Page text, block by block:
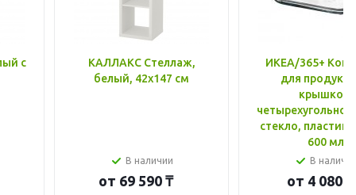
с
КАЛЛАКС Стеллаж,
белый, 42x147 см
В наличии
от 69 590 ₸
ИКЕА/365+
для
крышкой,
стекло, пластик
600 мл
В
от 4 080 ₸